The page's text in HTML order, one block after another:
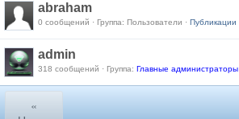
abraham
0 сообщений · Группа: Пользователи · Публикации
admin
318 сообщений · Группа: Главные администраторы
«